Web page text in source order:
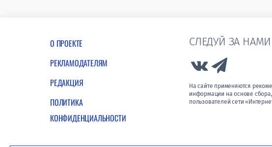
О ПРОЕКТЕ
РЕКЛАМОДАТЕЛЯМ
РЕДАКЦИЯ
ПОЛИТИКА
КОНФИДЕНЦИАЛЬНОСТИ
СЛЕДУЙ ЗА
Link to Vk
На сайте применяются
информации на основе
пользователей сети